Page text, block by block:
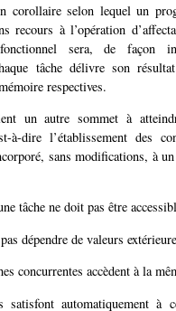
corollaire selon lequel un
recours à l’opération
sera, de façon
tâche délivre son
respectives.
un autre sommet à
à-dire l’établissement des
sans modifications, à
tâche ne doit pas être
dépendre de valeurs
concurrentes accèdent à la
satisfont automatiquement